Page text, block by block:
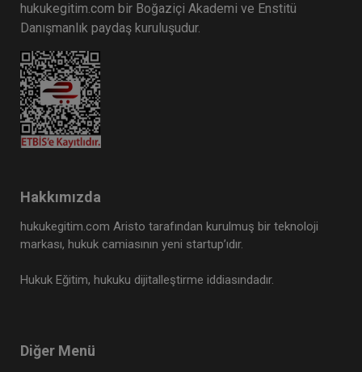
hukukegitim.com bir Boğaziçi Akademi ve Enstitü
Danışmanlık paydaş kuruluşudur.
Hakkımızda
hukukegitim.com Aristo tarafından kurulmuş bir teknoloji
markası, hukuk camiasının yeni startup’ıdır.
Hukuk Eğitim, hukuku dijitalleştirme iddiasındadır.
Diğer Menü